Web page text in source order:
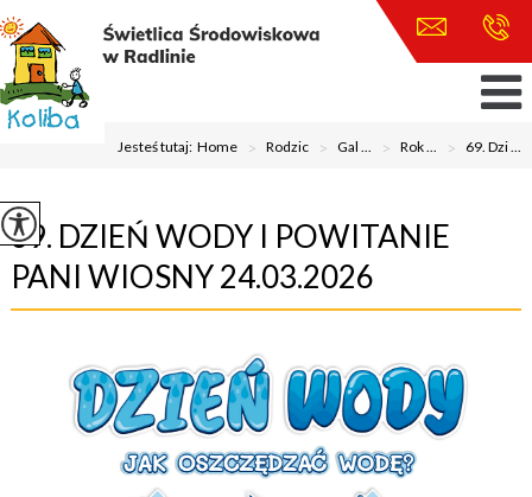
Jesteś tutaj:Home > Rodzic > Gal ... > Rok ... > 69. Dzi ...
69. DZIEŃ WODY I POWITANIE
PANI WIOSNY 24.03.2026